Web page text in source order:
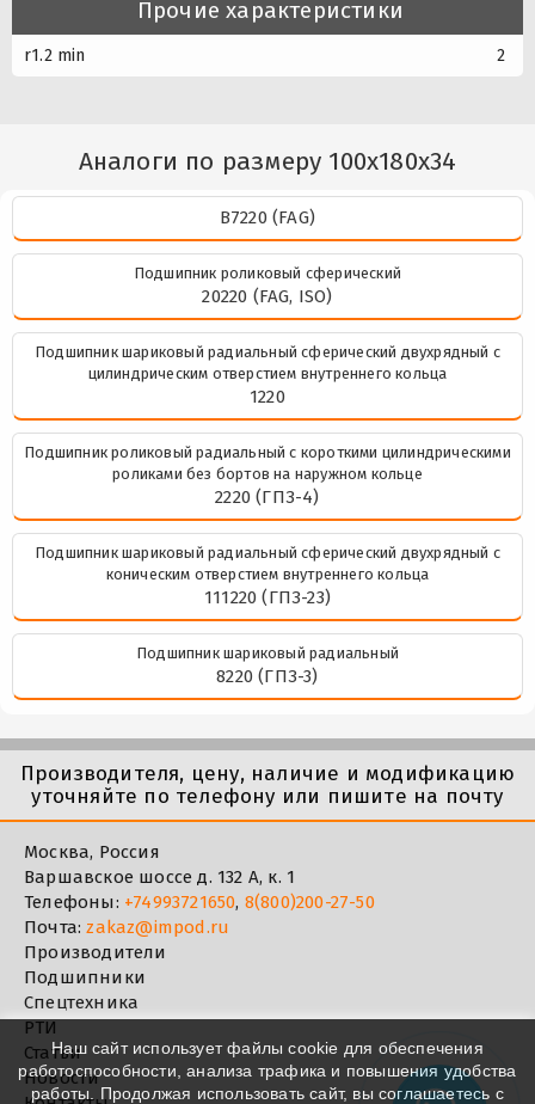
Прочие характеристики
r1.2 min 2
Аналоги по размеру 100x180x34
B7220 (FAG)
Подшипник роликовый сферический
20220 (FAG, ISO)
Подшипник шариковый радиальный сферический двухрядный с
цилиндрическим отверстием внутреннего кольца
1220
Подшипник роликовый радиальный с короткими цилиндрическими
роликами без бортов на наружном кольце
2220 (ГПЗ-4)
Подшипник шариковый радиальный сферический двухрядный с
коническим отверстием внутреннего кольца
111220 (ГПЗ-23)
Подшипник шариковый радиальный
8220 (ГПЗ-3)
Производителя, цену, наличие и модификацию
уточняйте по телефону или пишите на почту
Москва, Россия
Варшавское шоссе д. 132 А, к. 1
Телефоны: +74993721650, 8(800)200-27-50
Почта:zakaz@impod.ru
Производители
Подшипники
Спецтехника
РТИ
Статьи
Новости
Наш сайт использует файлы cookie для обеспечения
работоспособности, анализа трафика и повышения удобства
работы. Продолжая использовать сайт, вы соглашаетесь с